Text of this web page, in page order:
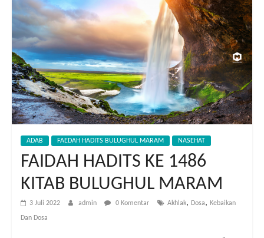
ADAB FAEDAH HADITS BULUGHUL MARAM NASEHAT
FAIDAH HADITS KE 1486
KITAB BULUGHUL MARAM
3 Juli 2022 admin 0 Komentar Akhlak, Dosa, Kebaikan
Dan Dosa